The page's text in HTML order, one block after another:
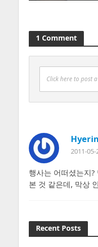
1 Comment
Click here to post
2011-05-
행사는 어떠셨는지
본 것 같은데, 막상
Recent Posts